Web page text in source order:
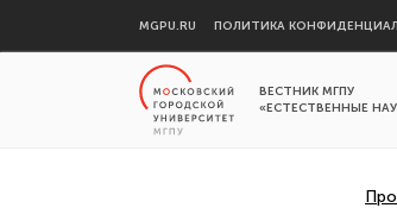
MGPU.RU ПОЛИТИКА
ВЕСТНИК МГПУ
«ЕСТЕСТВЕННЫЕ